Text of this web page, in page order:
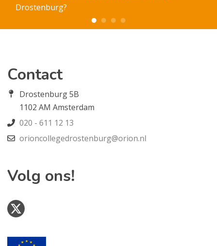
Drostenburg?
Contact
Drostenburg 5B
1102 AM Amsterdam
020 - 611 12 13
orioncollegedrostenburg@orion.nl
Volg ons!